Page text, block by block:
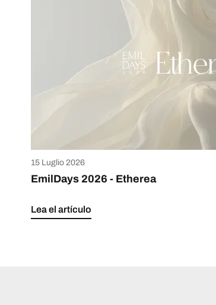
15 Luglio 2026
EmilDays 2026 - Etherea
Lea el artículo